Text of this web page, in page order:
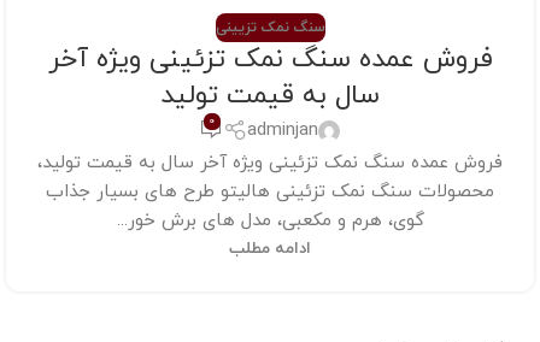
سنگ نمک تزیینی
فروش عمده سنگ نمک تزئینی ویژه آخر
سال به قیمت تولید
adminjan
0
فروش عمده سنگ نمک تزئینی ویژه آخر سال به قیمت تولید،
محصولات سنگ نمک تزئینی هالیتو طرح های بسیار جذاب
گوی، هرم و مکعبی، مدل های برش خور...
ادامه مطلب